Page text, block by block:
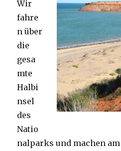
Wir
fahre
n über
die
gesa
mte
Halbi
nsel
des
Natio
nalparks und machen